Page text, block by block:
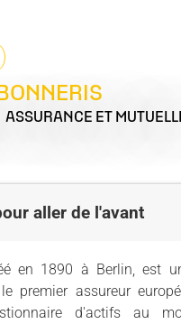
ASSURANCE ET
aller de l'avant
en 1890 à Berlin, est
premier assureur
d'actifs au